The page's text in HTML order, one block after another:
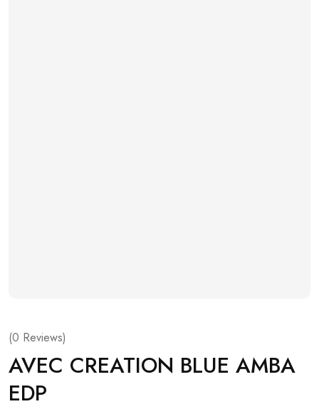
(0 Reviews)
AVEC CREATION BLUE AMBA
EDP